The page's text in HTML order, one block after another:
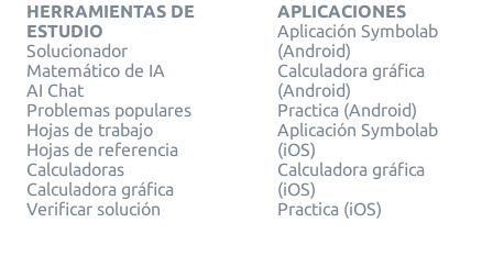
HERRAMIENTAS DE
ESTUDIO
Solucionador
Matemático de IA
AI Chat
Problemas populares
Hojas de trabajo
Hojas de referencia
Calculadoras
Calculadora gráfica
Verificar solución
APLICACIONES
Aplicación Symbolab
(Android)
Calculadora gráfica
(Android)
Practica (Android)
Aplicación Symbolab
(iOS)
Calculadora gráfica
(iOS)
Practica (iOS)